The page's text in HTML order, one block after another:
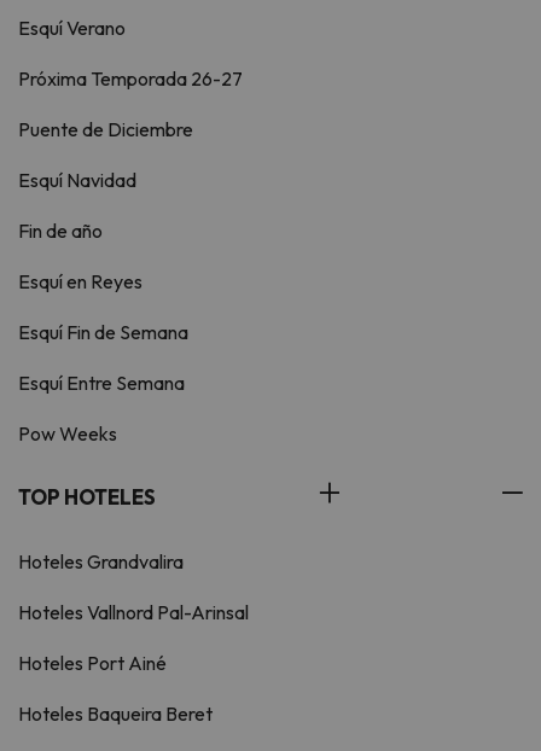
Esquí Verano
Próxima Temporada 26-27
Puente de Diciembre
Esquí Navidad
Fin de año
Esquí en Reyes
Esquí Fin de Semana
Esquí Entre Semana
Pow Weeks
TOP HOTELES
Hoteles Grandvalira
Hoteles Vallnord Pal-Arinsal
Hoteles Port Ainé
Hoteles Baqueira Beret